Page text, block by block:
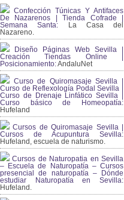
Confección Túnicas Y Antifaces
De Nazarenos | Tienda Cofrade |
Semana Santa: La Casa del
Nazareno.
Diseño Páginas Web Sevilla |
Creación Tiendas Online |
Posicionamiento:AndaluNet
Curso de Quiromasaje Sevilla |
Curso de Reflexología Podal Sevilla |
Curso de Drenaje Linfático Sevilla |
Curso básico de Homeopatía:
Hufeland
Cursos de Quiromasaje Sevilla |
Cursos de Acupuntura Sevilla:
Hufeland, escuela de naturismo.
Cursos de Naturopatia en Sevilla
– Escuela de Naturopatía – Cursos
presencial de naturopatía – Dónde
estudiar Naturopatía en Sevilla:
Hufeland.